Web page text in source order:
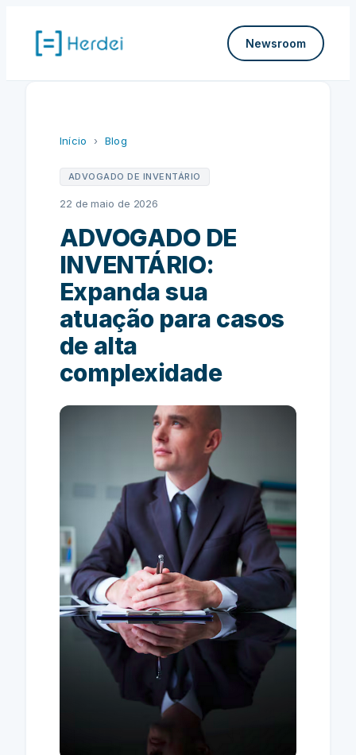
Newsroom
Início › Blog
ADVOGADO DE INVENTÁRIO
22 de maio de 2026
ADVOGADO DE
INVENTÁRIO:
Expanda sua
atuação para casos
de alta
complexidade